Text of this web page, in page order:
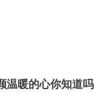
温暖的心你知道吗